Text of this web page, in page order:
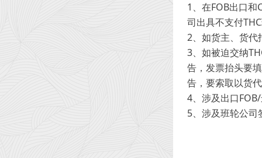
1、在FOB出口和
司出具不支付
2、如货主、货代
3、如被迫交纳
告，发票抬头要
告，要索取以货
4、涉及出口
5、涉及班轮公司